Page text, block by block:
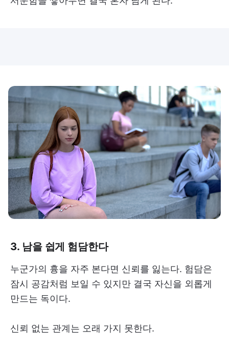
3. 남을 쉽게 험담한다
누군가의 흉을 자주 본다면 신뢰를 잃는다. 험담은
잠시 공감처럼 보일 수 있지만 결국 자신을 외롭게
만드는 독이다.
신뢰 없는 관계는 오래 가지 못한다.